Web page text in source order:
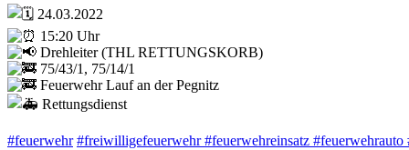
24.03.2022
15:20 Uhr
Drehleiter (THL RETTUNGSKORB)
75/43/1, 75/14/1
Feuerwehr Lauf an der Pegnitz
Rettungsdienst
#feuerwehr #freiwilligefeuerwehr#feuerwehreinsatz #feuerwehrauto